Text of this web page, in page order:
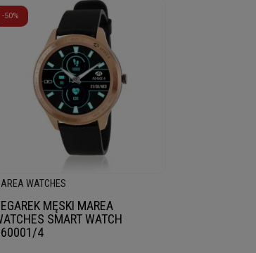
-50%
WATCHES
MĘSKI MAREA
SMART WATCH
4